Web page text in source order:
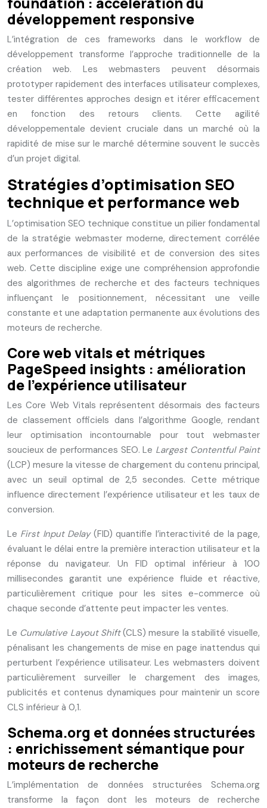
développement responsive
L’intégration de ces frameworks dans le workflow de
développement transforme l’approche traditionnelle de la
création web. Les webmasters peuvent désormais
prototyper rapidement des interfaces utilisateur complexes,
tester différentes approches design et itérer efficacement
en fonction des retours clients. Cette agilité
développementale devient cruciale dans un marché où la
rapidité de mise sur le marché détermine souvent le succès
d’un projet digital.
Stratégies d’optimisation SEO
technique et performance web
L’optimisation SEO technique constitue un pilier fondamental
de la stratégie webmaster moderne, directement corrélée
aux performances de visibilité et de conversion des sites
web. Cette discipline exige une compréhension approfondie
des algorithmes de recherche et des facteurs techniques
influençant le positionnement, nécessitant une veille
constante et une adaptation permanente aux évolutions des
moteurs de recherche.
Core web vitals et métriques
PageSpeed insights : amélioration
de l’expérience utilisateur
Les Core Web Vitals représentent désormais des facteurs
de classement officiels dans l’algorithme Google, rendant
leur optimisation incontournable pour tout webmaster
soucieux de performances SEO. Le Largest Contentful Paint
(LCP) mesure la vitesse de chargement du contenu principal,
avec un seuil optimal de 2,5 secondes. Cette métrique
influence directement l’expérience utilisateur et les taux de
conversion.
Le First Input Delay (FID) quantifie l’interactivité de la page,
évaluant le délai entre la première interaction utilisateur et la
réponse du navigateur. Un FID optimal inférieur à 100
millisecondes garantit une expérience fluide et réactive,
particulièrement critique pour les sites e-commerce où
chaque seconde d’attente peut impacter les ventes.
Le Cumulative Layout Shift(CLS) mesure la stabilité visuelle,
pénalisant les changements de mise en page inattendus qui
perturbent l’expérience utilisateur. Les webmasters doivent
particulièrement surveiller le chargement des images,
publicités et contenus dynamiques pour maintenir un score
CLS inférieur à 0,1.
Schema.org et données structurées
: enrichissement sémantique pour
moteurs de recherche
L’implémentation de données structurées Schema.org
transforme la façon dont les moteurs de recherche